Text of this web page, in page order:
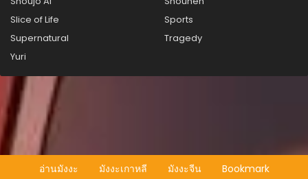
ตอนที่ 40
ตอนที่ 38
กุมภาพันธ์ 15, 2026
ตอนที่ 37
กุมภาพันธ์ 15, 2026
Slice of Life
Sports
Supernatural
Tragedy
Yuri
อ่านมังงะ มังงะเกาหลี มังงะจีน Bookmark